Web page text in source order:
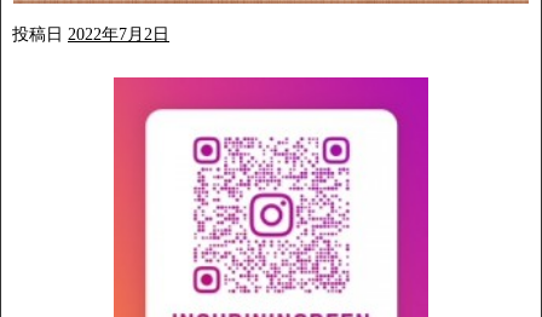
投稿日 2022年7月2日